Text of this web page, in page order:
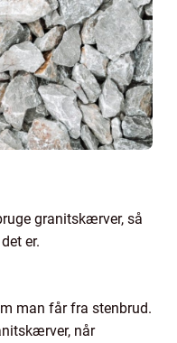
granitskærver, så
er.
man får fra stenbrud.
når